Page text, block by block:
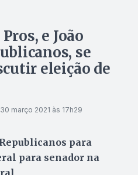
e João
se
eleição de
30 março 2021 às 17h29
para
para senador na